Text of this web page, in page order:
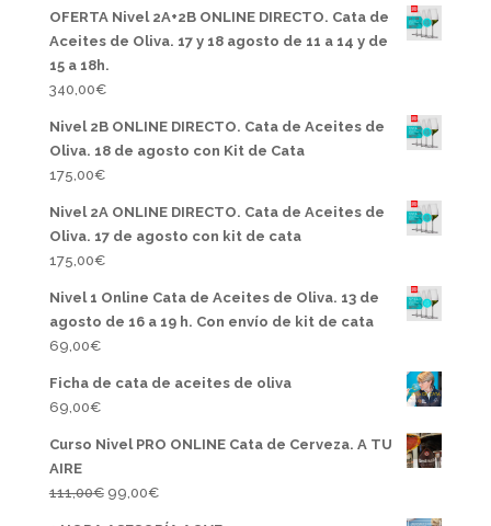
OFERTA Nivel 2A+2B ONLINE DIRECTO. Cata de
Aceites de Oliva. 17 y 18 agosto de 11 a 14 y de
15 a 18h.
340,00€
Nivel 2B ONLINE DIRECTO. Cata de Aceites de
Oliva. 18 de agosto con Kit de Cata
175,00€
Nivel 2A ONLINE DIRECTO. Cata de Aceites de
Oliva. 17 de agosto con kit de cata
175,00€
Nivel 1 Online Cata de Aceites de Oliva. 13 de
agosto de 16 a 19 h. Con envío de kit de cata
69,00€
Ficha de cata de aceites de oliva
69,00€
Curso Nivel PRO ONLINE Cata de Cerveza. A TU
AIRE
111,00€ El
99,00€El